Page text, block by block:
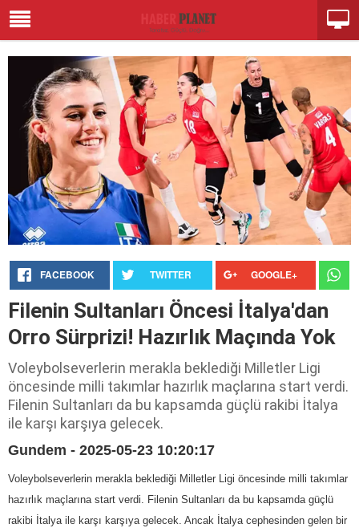
FACEBOOK TWITTER GOOGLE+
Filenin Sultanları Öncesi İtalya'dan
Orro Sürprizi! Hazırlık Maçında Yok
Voleybolseverlerin merakla beklediği Milletler Ligi
öncesinde milli takımlar hazırlık maçlarına start verdi.
Filenin Sultanları da bu kapsamda güçlü rakibi İtalya
ile karşı karşıya gelecek.
Gundem - 2025-05-23 10:20:17
Voleybolseverlerin merakla beklediği Milletler Ligi öncesinde milli takımlar
hazırlık maçlarına start verdi. Filenin Sultanları da bu kapsamda güçlü
rakibi İtalya ile karşı karşıya gelecek. Ancak İtalya cephesinden gelen bir